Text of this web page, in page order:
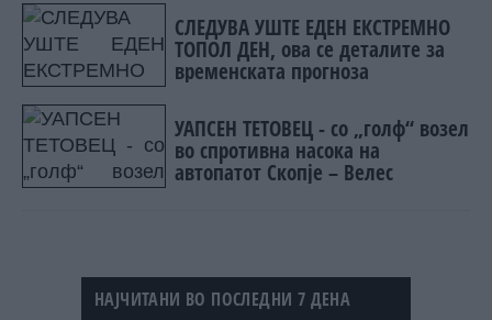
СЛЕДУВА УШТЕ ЕДЕН ЕКСТРЕМНО
ТОПОЛ ДЕН, ова се деталите за
временската прогноза
УАПСЕН ТЕТОВЕЦ - со „голф“ возел
во спротивна насока на
автопатот Скопје – Велес
НАЈЧИТАНИ ВО ПОСЛЕДНИ 7 ДЕНА